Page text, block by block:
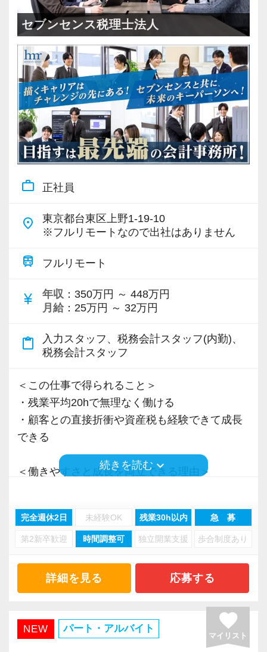
＜成長中の税理士法人＞
・全国14拠点で事業展開
・従業員240名以上に拡大
・会計・税務・財務・労務まで対応
・専門家が在籍しワンストップ支援
＜学びを後押し＞
・書籍購入費／研修費は全額会社負担
・隔月で税法・実務の学習会あり
・資格取得を目指す社員が多数
＜募集の背景＞
・組織力強化に向けた採用
Q. 当事務所を選んだ理由は？
A. 幅広い業務を経験できる点に魅力を感じ、入
所を決めました。
A. さまざまな業務を任せてもらえるので、以前
より成長スピードが上がったと感じています。
Q. 職場の雰囲気は？
A. 上司や先輩に相談しやすく、風通しの良い職
場だと感じています。
・税務経験を活かして成長したい方
・キャリアアップ志向のある方
・顧客対応や提案業務に挑戦したい方
・資産税など専門性を高めたい方
・将来的にマネジメントに関わりたい方
＜まずはカジュアル面談へ＞
セブンセンス税理士法人
work_outline 正社員
place
東京都台東区上野1-19-10
※フルリモートなので出社はありません
train フルリモート
currency_yen 年収 ：350万円 ～ 448万円
月給 ：25万円 ～ 32万円
content_paste
入力スタッフ、税務会計スタッフ(内勤)、
税務会計スタッフ
＜この仕事で得られること＞
・残業平均20hで無理なく働ける
・顧客との直接折衝や資産税も経験できて成長
できる
＜働きやすさと成長を両立できる理由＞
・分業体制で業務負担を軽減
・顧客対応や提案業務に集中可能
・資産税や相続など専門性の高い案件あり
・経験値が自然と積み上がる環境
・有給取得率90％以上
続きを読むkeyboard_arrow_down
完全週休2日 未経験OK 残業30h以内 急 募
第2新卒歓迎 時間調整可 独立開業支援 歩合制度あり
詳細を見る 応募する
NEW パート・アルバイト favorite
マイリスト